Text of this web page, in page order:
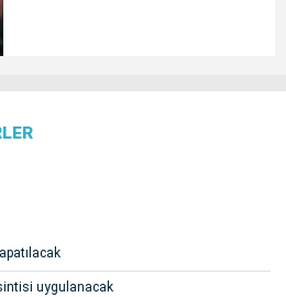
uygulanacak